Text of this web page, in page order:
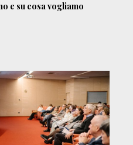
e su cosa vogliamo